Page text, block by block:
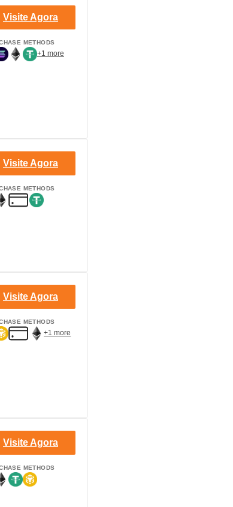
METHODS
+1 more
Visite Agora
METHODS
Visite Agora
METHODS
+1 more
Visite Agora
METHODS
Visite Agora